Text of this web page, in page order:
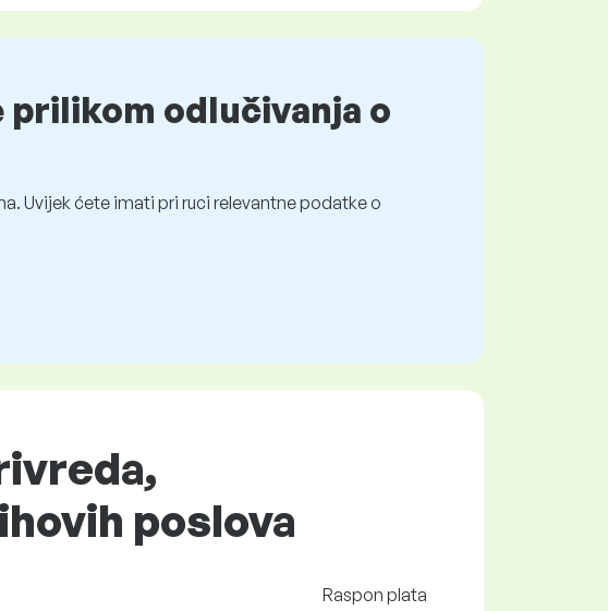
prilikom odlučivanja o
Uvijek ćete imati pri ruci relevantne podatke o
poslova
Raspon plata